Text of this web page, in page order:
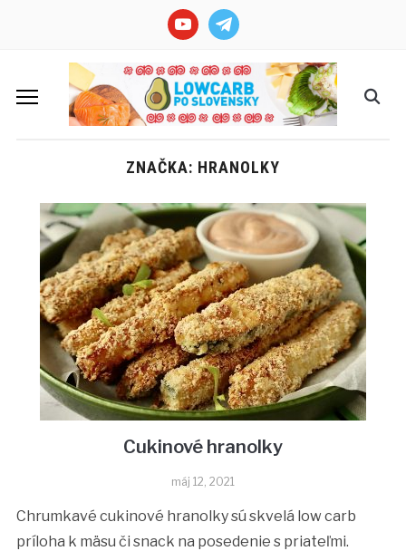
youtubetelegram
ZNAČKA: HRANOLKY
Cukinové hranolky
máj 12, 2021
Chrumkavé cukinové hranolky sú skvelá low carb
príloha k mäsu či snack na posedenie s priateľmi.